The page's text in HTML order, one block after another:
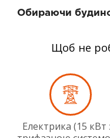
Обираючи
Щоб не
Електрика (15 кВт